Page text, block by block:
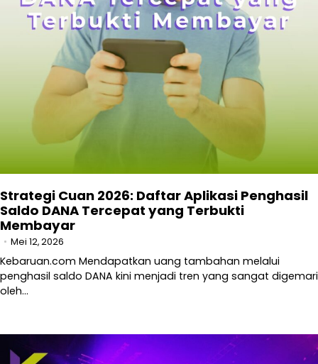
Strategi Cuan 2026: Daftar Aplikasi Penghasil
Saldo DANA Tercepat yang Terbukti
Membayar
Mei 12, 2026
Kebaruan.com Mendapatkan uang tambahan melalui
penghasil saldo DANA kini menjadi tren yang sangat digemari
oleh…